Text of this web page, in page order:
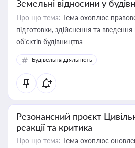
Земельні відносини у
Про що тема: Тема охоплює
підготовки, здійснення та
об’єктів будівництва
Будівельна діяльність
Резонансний проєкт
реакції та критика
Про що тема: Тема охоплює